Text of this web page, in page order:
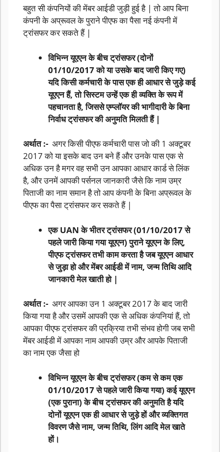
बहुत सी कंपनियों की मेंबर आईडी जुड़ी हुई है | तो आप बिना
कंपनी के अप्रूवल के पुराने पीएफ का पैसा नई कंपनी में
ट्रांसफर कर सकते हैं |
विभिन्न यूएएन के बीच ट्रांसफर (दोनों
01/10/2017 को या उसके बाद जारी किए गए)
यदि किसी कर्मचारी के पास एक ही आधार से जुड़े कई
यूएएन हैं, तो सिस्टम उन्हें एक ही व्यक्ति के रूप में
पहचानता है, जिससे एम्प्लॉयर की भागीदारी के बिना
निर्वाध ट्रांसफर की अनुमति मिलती हैं |
अर्थात :- अगर किसी पीएफ कर्मचारी पास जो की 1 अक्टूबर
2017 को या इसके बाद उन बने हैं और उनके पास एक से
अधिक उन है मगर वह सभी उन आपका आधार कार्ड से लिंक
है, और उनमें आपकी पर्सनल जानकारी जैसे कि नाम उम्र
पिताजी का नाम समान है तो आप कंपनी के बिना अप्रूवल के
पीएफ का पैसा ट्रांसफर कर सकते हैं |
एक UAN के भीतर ट्रांसफर (01/10/2017 से
पहले जारी किया गया यूएएन) पुराने यूएएन के लिए,
पीएफ ट्रांसफर तभी काम करता है जब यूएएन आधार
से जुड़ा हो और मेंबर आईडी में नाम, जन्म तिथि आदि
जानकारी मेल खाती हो |
अर्थात :- अगर आपका उन 1 अक्टूबर 2017 के बाद जारी
किया गया है और उसमें आपकी एक से अधिक कंपनियां हैं, तो
आपका पीएफ ट्रांसफर की प्रक्रिया तभी संभव होगी जब सभी
मेंबर आईडी में आपका नाम आपकी उम्र और आपके पिताजी
का नाम एक जैसा हो
विभिन्न यूएएन के बीच ट्रांसफर (कम से कम एक
01/10/2017 से पहले जारी किया गया) कई यूएएन
(एक पुराना) के बीच ट्रांसफर की अनुमति है यदि
दोनों यूएएन एक ही आधार से जुड़े हों और व्यक्तिगत
विवरण जैसे नाम, जन्म तिथि, लिंग आदि मेल खाते
हों।